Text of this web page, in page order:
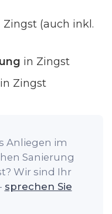
Zingst (auch inkl.
in Zingst
in Zingst
Anliegen im
Sanierung
Wir sind Ihr
sprechen Sie